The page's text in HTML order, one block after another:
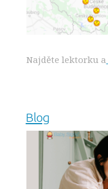
Najděte lektorku a
Blog